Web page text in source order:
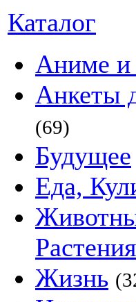
Каталог
Аниме
Анкеты
(69)
Будущее
Еда,
Растения
Жизнь